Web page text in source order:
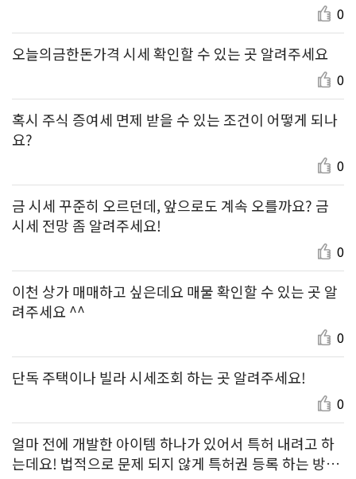
0
오늘의금한돈가격 시세 확인할 수 있는 곳 알려주세요
0
혹시 주식 증여세 면제 받을 수 있는 조건이 어떻게 되나
요?
0
금 시세 꾸준히 오르던데, 앞으로도 계속 오를까요? 금
시세 전망 좀 알려주세요!
0
이천 상가 매매하고 싶은데요 매물 확인할 수 있는 곳 알
려주세요 ^^
0
단독 주택이나 빌라 시세조회 하는 곳 알려주세요!
0
얼마 전에 개발한 아이템 하나가 있어서 특허 내려고 하
는데요! 법적으로 문제 되지 않게 특허권 등록 하는 방법